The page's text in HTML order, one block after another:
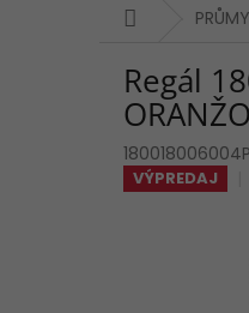
Domov
Regál
180018006004P
VÝPREDAJ